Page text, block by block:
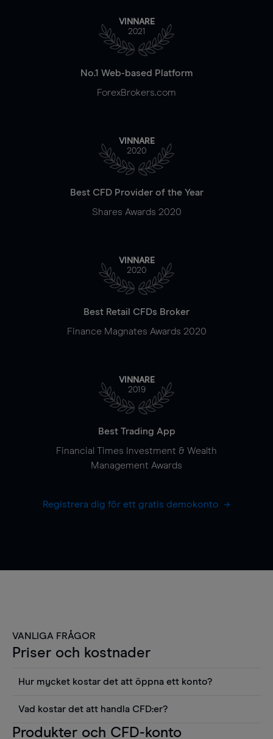
VINNARE
2021
No.1 Web-based Platform
ForexBrokers.com
VINNARE
2020
Best CFD Provider of the Year
Shares Awards 2020
VINNARE
2020
Best Retail CFDs Broker
Finance Magnates Awards 2020
VINNARE
2019
Best Trading App
Financial Times Investment & Wealth
Management Awards
Registrera dig för ett gratis demokonto
VANLIGA FRÅGOR
Priser och kostnader
Hur mycket kostar det att öppna ett konto?
använda sådana verktyg som diagram, Reuters
Vad kostar det att handla CFD:er?
Det är en rad kostnader att tänka på när man
Produkter och CFD-konto